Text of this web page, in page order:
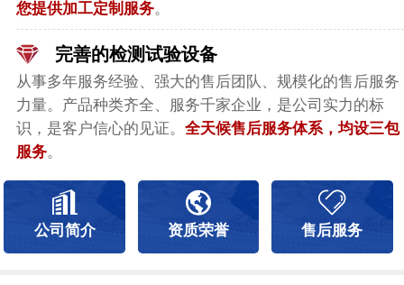
您提供加工定制服务。
完善的检测试验设备
从事多年服务经验、强大的售后团队、规模化的售后服务
力量。产品种类齐全、服务千家企业，是公司实力的标
识，是客户信心的见证。 全天候售后服务体系，均设三包
服务。
公司简介 资质荣誉 售后服务